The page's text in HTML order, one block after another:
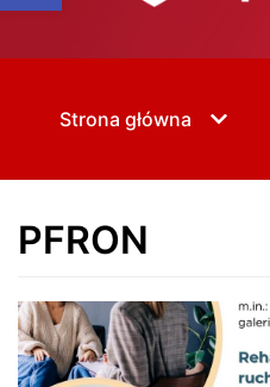
Strona główna
PFRON